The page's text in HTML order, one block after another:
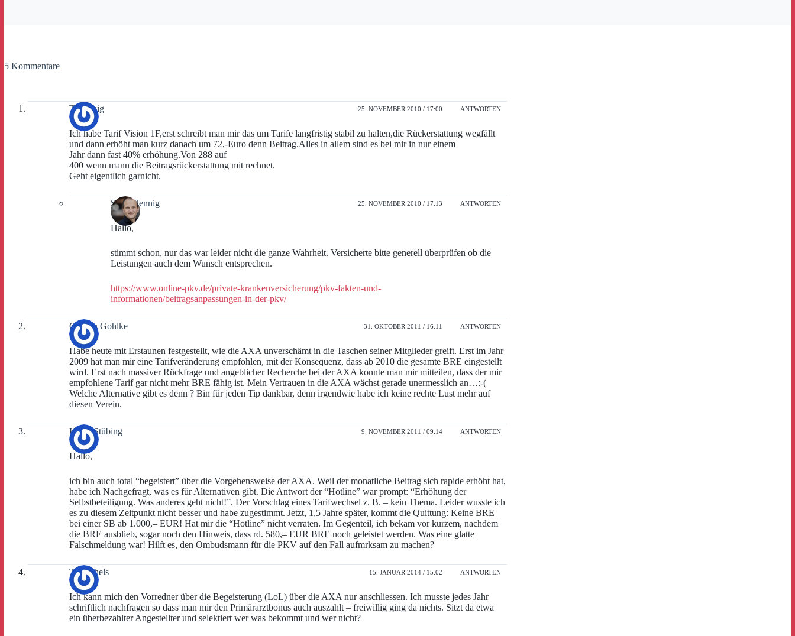
5 Kommentare
T.Riethig 25. NOVEMBER 2010 / 17:00 ANTWORTEN
Ich habe Tarif Vision 1F,erst schreibt man mir das um Tarife langfristig stabil zu halten,die Rückerstattung wegfällt
und dann erhöht man kurz danach um 72,-Euro denn Beitrag.Alles in allem sind es bei mir in nur einem
Jahr dann fast 40% erhöhung.Von 288 auf
400 wenn mann die Beitragsrückerstattung mit rechnet.
Geht eigentlich garnicht.
Sven Hennig 25. NOVEMBER 2010 / 17:13 ANTWORTEN
Hallo,
stimmt schon, nur das war leider nicht die ganze Wahrheit. Versicherte bitte generell überprüfen ob die
Leistungen auch dem Wunsch entsprechen.
https://www.online-pkv.de/private-krankenversicherung/pkv-fakten-und-
informationen/beitragsanpassungen-in-der-pkv/
Carsten Gohlke 31. OKTOBER 2011 / 16:11 ANTWORTEN
Habe heute mit Erstaunen festgestellt, wie die AXA unverschämt in die Taschen seiner Mitglieder greift. Erst im Jahr
2009 hat man mir eine Tarifveränderung empfohlen, mit der Konsequenz, dass ab 2010 die gesamte BRE eingestellt
wird. Erst nach massiver Rückfrage und angeblicher Recherche bei der AXA konnte man mir mitteilen, dass der mir
empfohlene Tarif gar nicht mehr BRE fähig ist. Mein Vertrauen in die AXA wächst gerade unermesslich an…:-(
Welche Alternative gibt es denn ? Bin für jeden Tip dankbar, denn irgendwie habe ich keine rechte Lust mehr auf
diesen Verein.
Klaus Stübing 9. NOVEMBER 2011 / 09:14 ANTWORTEN
Hallo,
ich bin auch total “begeistert” über die Vorgehensweise der AXA. Weil der monatliche Beitrag sich rapide erhöht hat,
habe ich Nachgefragt, was es für Alternativen gibt. Die Antwort der “Hotline” war prompt: “Erhöhung der
Selbstbeteiligung. Was anderes geht nicht!”. Der Vorschlag eines Tarifwechsel z. B. – kein Thema. Leider wusste ich
es zu diesem Zeitpunkt nicht besser und habe zugestimmt. Jetzt, 1,5 Jahre später, kommt die Quittung: Keine BRE
bei einer SB ab 1.000,– EUR! Hat mir die “Hotline” nicht verraten. Im Gegenteil, ich bekam vor kurzem, nachdem
die BRE ausblieb, sogar noch den Hinweis, dass rd. 580,– EUR BRE noch geleistet werden. Was eine glatte
Falschmeldung war! Hilft es, den Ombudsmann für die PKV auf den Fall aufmrksam zu machen?
T. Michels 15. JANUAR 2014 / 15:02 ANTWORTEN
Ich kann mich den Vorredner über die Begeisterung (LoL) über die AXA nur anschliessen. Ich musste jedes Jahr
schriftlich nachfragen so dass man mir den Primärarztbonus auch auszahlt – freiwillig ging da nichts. Sitzt da etwa
ein überbezahlter Angestellter und selektiert wer was bekommt und wer nicht?